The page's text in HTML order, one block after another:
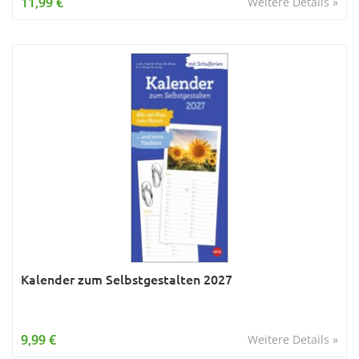
Kalender zum Selbstgestalten 2027
Weitere Details »
9,99 €